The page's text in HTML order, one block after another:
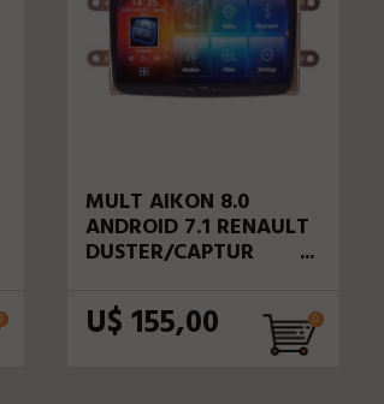
MULT AIKON 8.0
ANDROID 7.1 RENAULT
DUSTER/CAPTUR
STV
U$ 155,00